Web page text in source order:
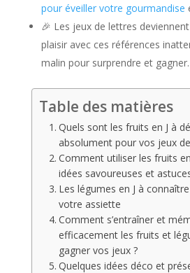
pour éveiller votre gourmandise
🎉 Les jeux de lettres
plaisir avec ces références
malin pour surprendre et gagner.
Table des matières
Quels sont les fruits en J à
absolument pour vos jeux
Comment utiliser les fruits
idées savoureuses et
Les légumes en J à
votre assiette
Comment s’entraîner et
efficacement les fruits et
gagner vos jeux ?
Quelques idées déco et